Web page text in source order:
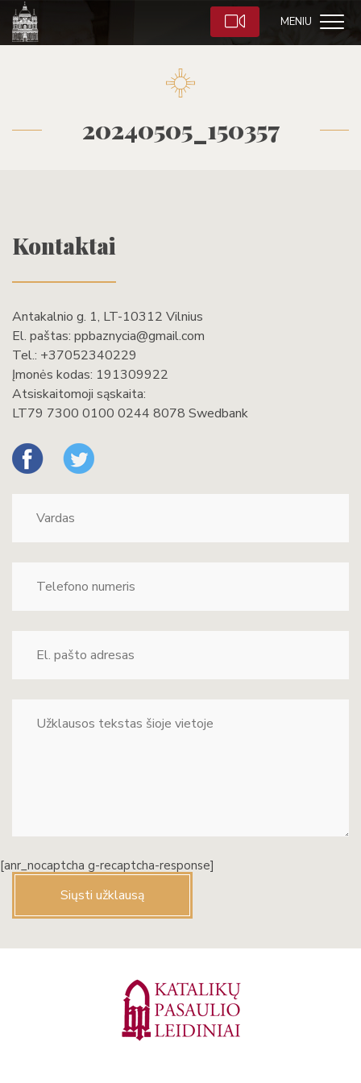
MENIU
20240505_150357
Kontaktai
Antakalnio g. 1, LT-10312 Vilnius
El. paštas: ppbaznycia@gmail.com
Tel.: +37052340229
Įmonės kodas: 191309922
Atsiskaitomoji sąskaita:
LT79 7300 0100 0244 8078 Swedbank
[anr_nocaptcha g-recaptcha-response]